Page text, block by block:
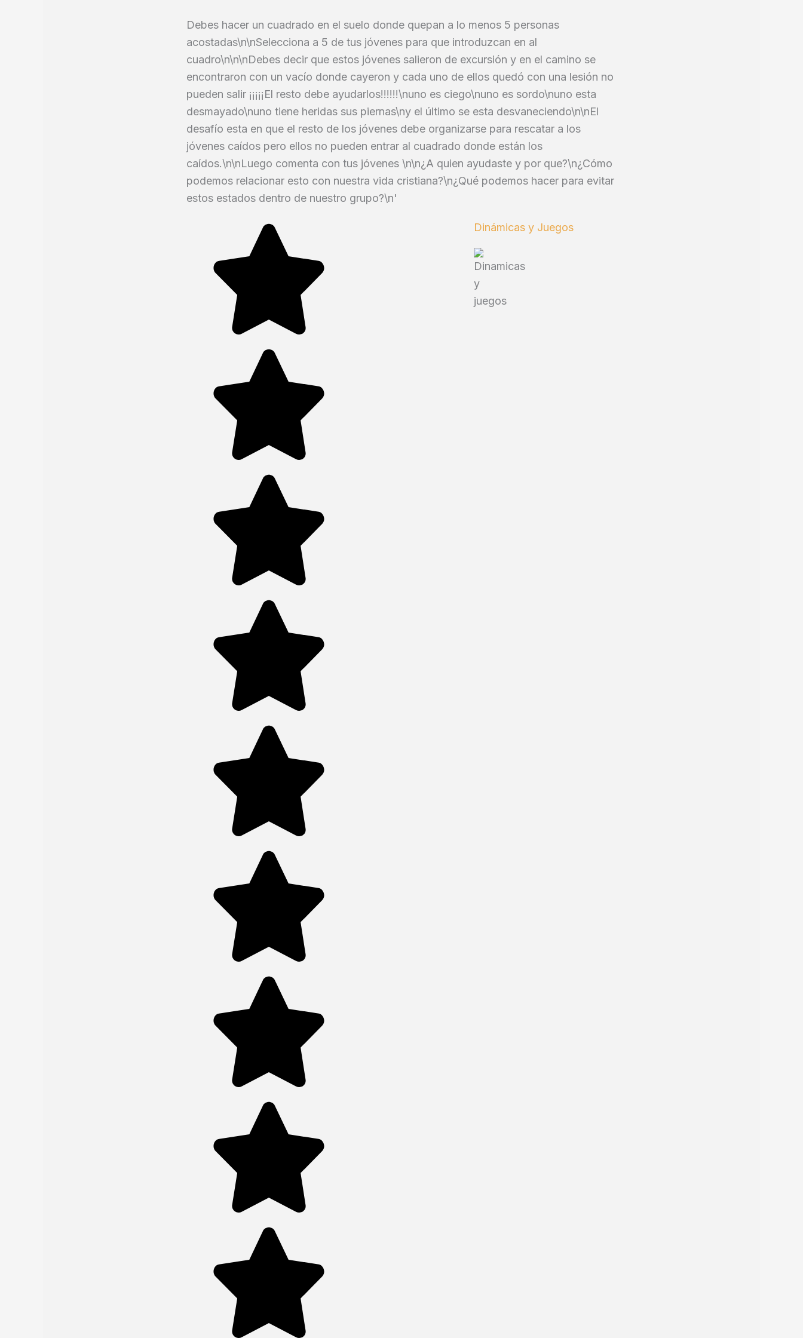
Debes hacer un cuadrado en el suelo donde quepan a lo menos 5 personas
acostadas\n\nSelecciona a 5 de tus jóvenes para que introduzcan en al
cuadro\n\n\nDebes decir que estos jóvenes salieron de excursión y en el camino se
encontraron con un vacío donde cayeron y cada uno de ellos quedó con una lesión no
pueden salir ¡¡¡¡¡El resto debe ayudarlos!!!!!!\nuno es ciego\nuno es sordo\nuno esta
desmayado\nuno tiene heridas sus piernas\ny el último se esta desvaneciendo\n\nEl
desafío esta en que el resto de los jóvenes debe organizarse para rescatar a los
jóvenes caídos pero ellos no pueden entrar al cuadrado donde están los
caídos.\n\nLuego comenta con tus jóvenes \n\n¿A quien ayudaste y por que?\n¿Cómo
podemos relacionar esto con nuestra vida cristiana?\n¿Qué podemos hacer para evitar
estos estados dentro de nuestro grupo?\n'
Dinámicas y Juegos